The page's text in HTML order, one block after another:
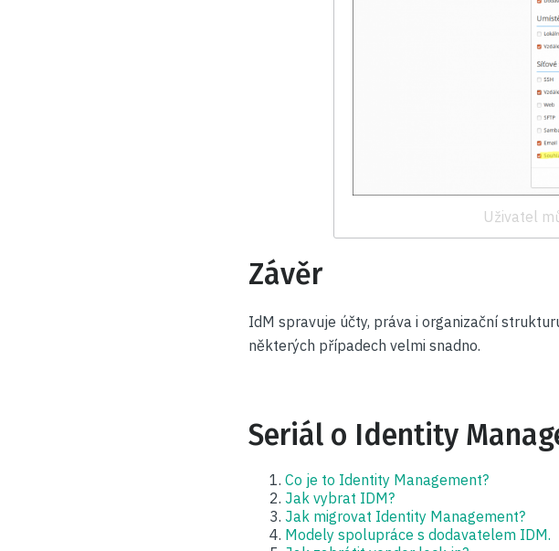
Uživatel
Závěr
IdM spravuje účty, práva i organizační
některých případech velmi snadno.
Seriál o Identity
Co je to Identity Management?
Jak vybrat IDM?
Jak migrovat Identity Management?
Modely spolupráce s dodavatelem IDM.